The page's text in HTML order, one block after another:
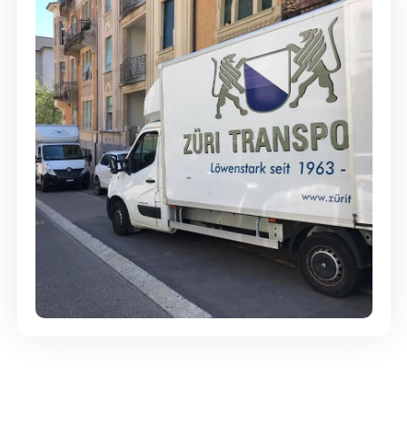
Günstige Umzüge - Hervorragender
Service